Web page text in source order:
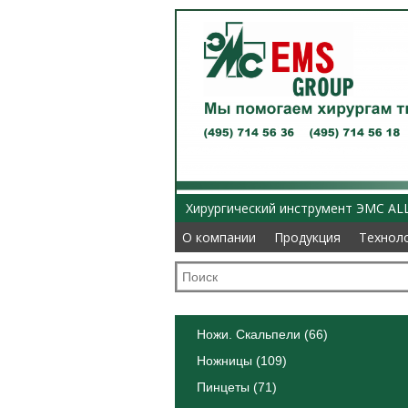
Хирургический инструмент ЭМС
О компании
Продукция
О компании
Продукция
Ножи. Скальпели (66)
Ножницы (109)
Пинцеты (71)